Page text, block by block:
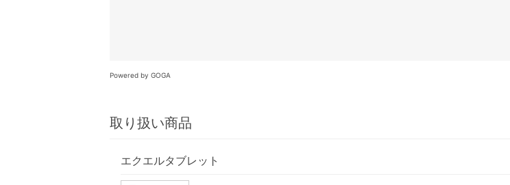
Powered by GOGA
取り扱い商品
エクエルタブレット